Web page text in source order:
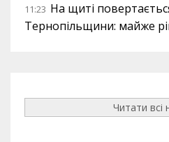
11:23 На щиті
Тернопільщини: майже
Читати всі